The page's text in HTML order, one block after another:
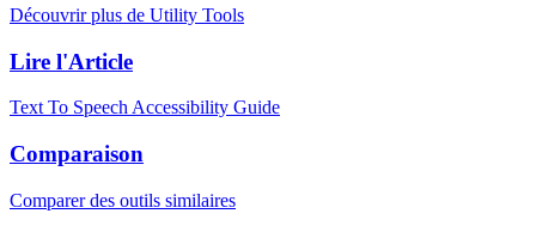
Découvrir plus de Utility Tools
Lire l'Article
Text To Speech Accessibility Guide
Comparaison
Comparer des outils similaires